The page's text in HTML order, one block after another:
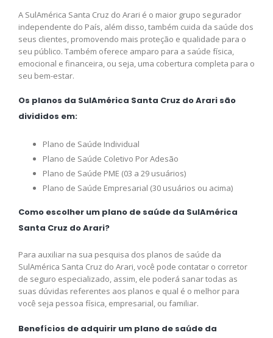
A SulAmérica Santa Cruz do Arari é o maior grupo segurador
independente do País, além disso, também cuida da saúde dos
seus clientes, promovendo mais proteção e qualidade para o
seu público. Também oferece amparo para a saúde física,
emocional e financeira, ou seja, uma cobertura completa para o
seu bem-estar.
Os planos da SulAmérica Santa Cruz do Arari são
divididos em:
Plano de Saúde Individual
Plano de Saúde Coletivo Por Adesão
Plano de Saúde PME (03 a 29 usuários)
Plano de Saúde Empresarial (30 usuários ou acima)
Como escolher um plano de saúde da SulAmérica
Santa Cruz do Arari?
Para auxiliar na sua pesquisa dos planos de saúde da
SulAmérica Santa Cruz do Arari, você pode contatar o corretor
de seguro especializado, assim, ele poderá sanar todas as
suas dúvidas referentes aos planos e qual é o melhor para
você seja pessoa física, empresarial, ou familiar.
Benefícios de adquirir um plano de saúde da